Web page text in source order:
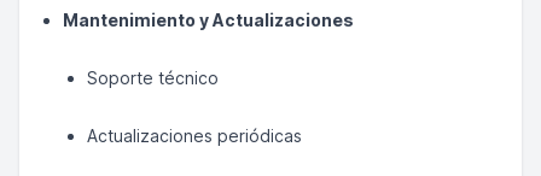
Mantenimiento y Actualizaciones
Soporte técnico
Actualizaciones periódicas